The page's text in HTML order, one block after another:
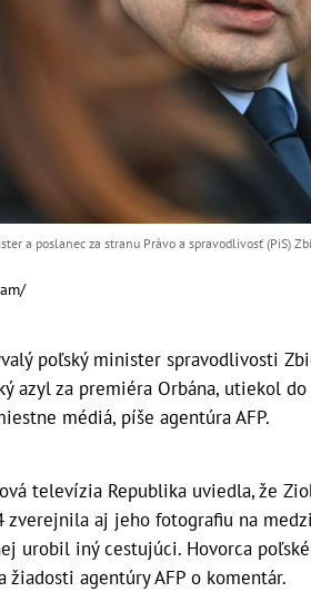
a poslanec za stranu Právo a spravodlivosť (PiS)
poľský minister spravodlivosti
azyl za premiéra Orbána, utiekol
médiá, píše agentúra AFP.
televízia Republika uviedla, že
zverejnila aj jeho fotografiu na
urobil iný cestujúci. Hovorca
žiadosti agentúry AFP o komentár.